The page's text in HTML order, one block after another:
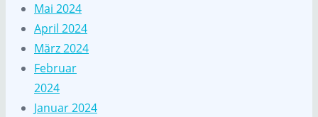
Mai 2024
April 2024
März 2024
Februar
2024
Januar 2024